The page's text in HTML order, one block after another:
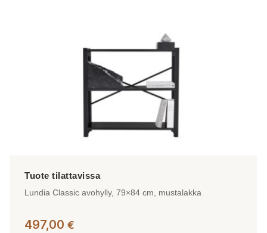
Lundia Classic avohylly, 79×84 cm, mustalakka
497,00 €